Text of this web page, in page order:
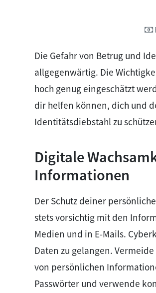
Die Gefahr von Betrug und
allgegenwärtig. Die
hoch genug eingeschätzt
dir helfen können, dich und
Identitätsdiebstahl zu
Digitale
Informationen
Der Schutz deiner
stets vorsichtig mit den
Medien und in E-Mails.
Daten zu gelangen.
von persönlichen
Passwörter und verwende